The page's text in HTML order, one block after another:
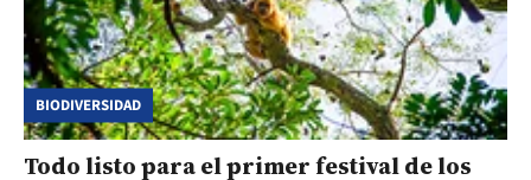
BIODIVERSIDAD
Todo listo para el primer festival de los